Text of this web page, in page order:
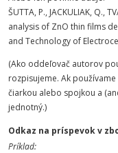
ŠUTTA, P., JACKULIAK, Q.,
analysis of ZnO thin films
and Technology of
(Ako oddeľovač autorov
rozpisujeme. Ak
čiarkou alebo spojkou a
jednotný.)
Odkaz na príspevok v
Príklad: